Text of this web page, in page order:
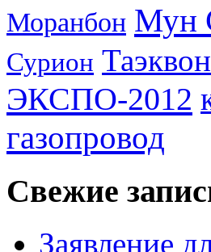
Моранбон Мун
Сурион
ЭКСПО-2012
газопровод
Свежие
Заявление